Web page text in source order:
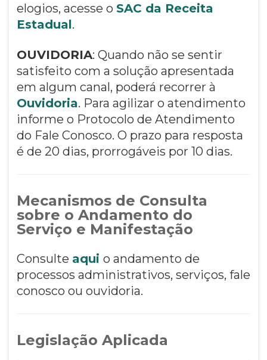
elogios, acesse o SAC da Receita
Estadual.
OUVIDORIA: Quando não se sentir
satisfeito com a solução apresentada
em algum canal, poderá recorrer à
Ouvidoria. Para agilizar o atendimento
informe o Protocolo de Atendimento
do Fale Conosco. O prazo para resposta
é de 20 dias, prorrogáveis por 10 dias.
Mecanismos de Consulta
sobre o Andamento do
Serviço e Manifestação
Consulte aqui o andamento de
processos administrativos, serviços, fale
conosco ou ouvidoria.
Legislação Aplicada